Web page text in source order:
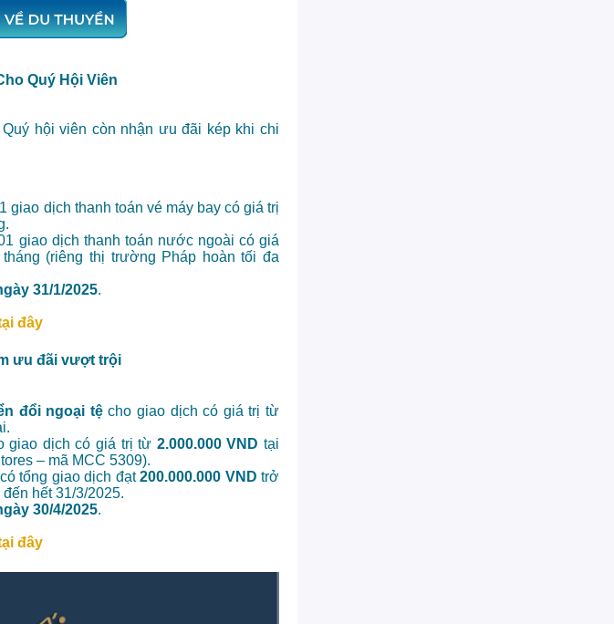
Quý Hội Viên
hội viên còn nhận ưu đãi kép khi chi
giao dịch thanh toán vé máy bay có giá trị
giao dịch thanh toán nước ngoài có giá
tháng (riêng thị trường Pháp hoàn tối đa
31/1/2025.
đây
ưu đãi vượt trội
đổi ngoại tệcho giao dịch có giá trị từ
giao dịch có giá trị từ 2.000.000 VND tại
– mã MCC 5309).
tổng giao dịch đạt200.000.000 VND trở
hết 31/3/2025.
30/4/2025.
đây